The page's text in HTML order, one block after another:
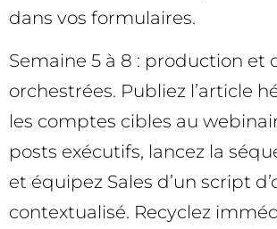
dans vos formulaires.
Semaine 5 à 8 : production et
orchestrées. Publiez l’article
les comptes cibles au
posts exécutifs, lancez la
et équipez Sales d’un script
contextualisé. Recyclez